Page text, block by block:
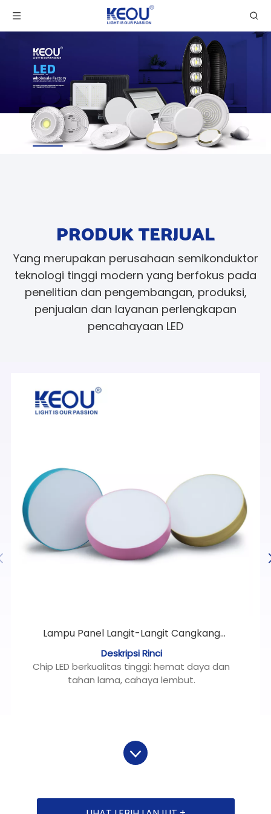
PRODUK TERJUAL
Yang merupakan perusahaan semikonduktor
teknologi tinggi modern yang berfokus pada
penelitian dan pengembangan, produksi,
penjualan dan layanan perlengkapan
pencahayaan LED
Lampu Panel Langit-Langit Cangkang
Aluminium
Deskripsi Rinci
Chip LED berkualitas tinggi: hemat daya dan
tahan lama, cahaya lembut.
sempurna dengan pemandangan dalam
ruangan.
Tidak ada salahnya dari cahaya biru, lindungi